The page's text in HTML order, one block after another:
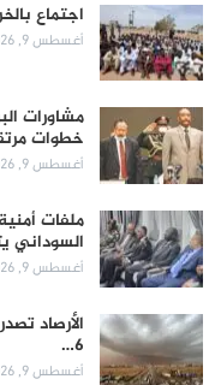
اجتماع
أغسطس 9, 2026
مشاورات
خطوات
أغسطس 9, 2026
ملفات
السوداني
أغسطس 9, 2026
الأرصاد
6…
أغسطس 9, 2026